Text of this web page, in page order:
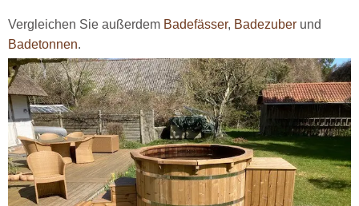
Vergleichen Sie außerdem Badefässer, Badezuber und
Badetonnen.